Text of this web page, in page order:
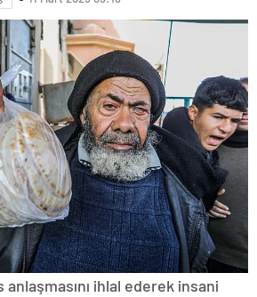
anlaşmasını ihlal ederek insani